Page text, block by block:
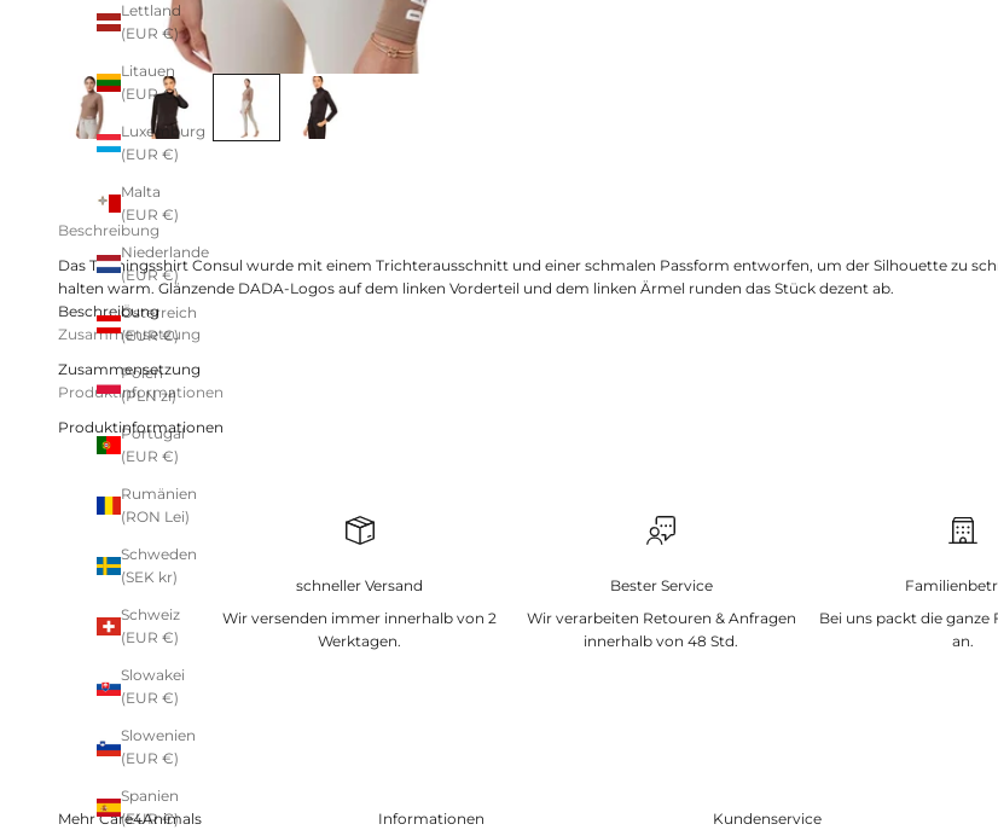
Lettland
(EUR €)
Litauen
(EUR €)
Luxemburg
(EUR €)
Malta
(EUR €)
Niederlande
(EUR €)
Österreich
(EUR €)
Polen
(PLN zł)
Portugal
(EUR €)
Rumänien
(RON Lei)
Schweden
(SEK kr)
Schweiz
(EUR €)
Slowakei
(EUR €)
Slowenien
(EUR €)
Spanien
(EUR €)
Beschreibung
Das Trainingsshirt Consul wurde mit einem Trichterausschnitt und einer schmalen Passform entworfen, um der Silhouette zu
halten warm. Glänzende DADA-Logos auf dem linken Vorderteil und dem linken Ärmel runden das Stück dezent ab.
Beschreibung
Zusammensetzung
Zusammensetzung
Produktinformationen
Produktinformationen
schneller Versand
Wir versenden immer innerhalb von 2
Werktagen.
Bester Service
Wir verarbeiten Retouren & Anfragen
innerhalb von 48 Std.
Bei uns packt die ganze
an.
Mehr Care4Animals Informationen Kundenservice